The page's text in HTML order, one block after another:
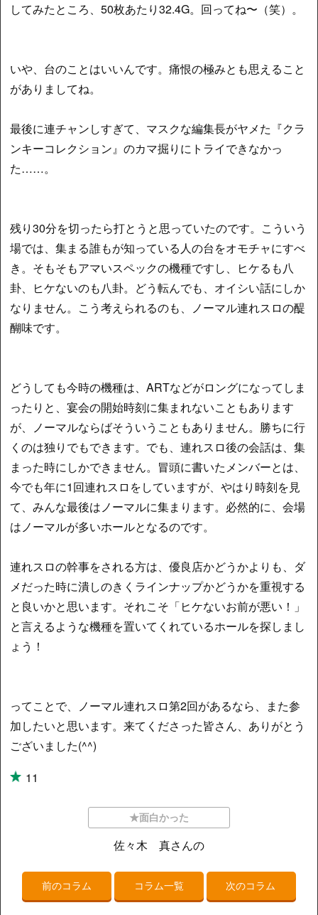
してみたところ、50枚あたり32.4G。回ってね〜（笑）。
いや、台のことはいいんです。痛恨の極みとも思えること
がありましてね。
最後に連チャンしすぎて、マスクな編集長がヤメた『クラ
ンキーコレクション』のカマ掘りにトライできなかっ
た……。
残り30分を切ったら打とうと思っていたのです。こういう
場では、集まる誰もが知っている人の台をオモチャにすべ
き。そもそもアマいスペックの機種ですし、ヒケるも八
卦、ヒケないのも八卦。どう転んでも、オイシい話にしか
なりません。こう考えられるのも、ノーマル連れスロの醍
醐味です。
どうしても今時の機種は、ARTなどがロングになってしま
ったりと、宴会の開始時刻に集まれないこともあります
が、ノーマルならばそういうこともありません。勝ちに行
くのは独りでもできます。でも、連れスロ後の会話は、集
まった時にしかできません。冒頭に書いたメンバーとは、
今でも年に1回連れスロをしていますが、やはり時刻を見
て、みんな最後はノーマルに集まります。必然的に、会場
はノーマルが多いホールとなるのです。
連れスロの幹事をされる方は、優良店かどうかよりも、ダ
メだった時に潰しのきくラインナップかどうかを重視する
と良いかと思います。それこそ「ヒケないお前が悪い！」
と言えるような機種を置いてくれているホールを探しまし
ょう！
ってことで、ノーマル連れスロ第2回があるなら、また参
加したいと思います。来てくださった皆さん、ありがとう
ございました(^^)
11
★面白かった
佐々木 真さんの
前のコラム コラム一覧 次のコラム